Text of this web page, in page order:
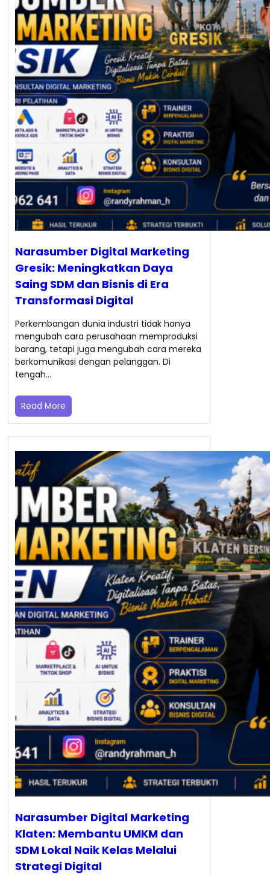
Narasumber Digital Marketing
Gresik: Meningkatkan Daya
Saing SDM dan Bisnis di Era
Transformasi Digital
Perkembangan dunia industri tidak hanya
mengubah cara perusahaan memproduksi
barang, tetapi juga mengubah cara mereka
berkomunikasi dengan pelanggan. Di
tengah…
Read More
Narasumber Digital Marketing
Klaten: Membantu UMKM dan
SDM Lokal Naik Kelas Melalui
Strategi Digital